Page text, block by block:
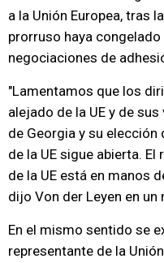
a la Unión Europea, tras
prorruso haya
negociaciones de
"Lamentamos que los
alejado de la UE y de
de Georgia y su
de la UE sigue abierta.
de la UE está en manos
dijo Von der Leyen en
En el mismo sentido se
representante de la